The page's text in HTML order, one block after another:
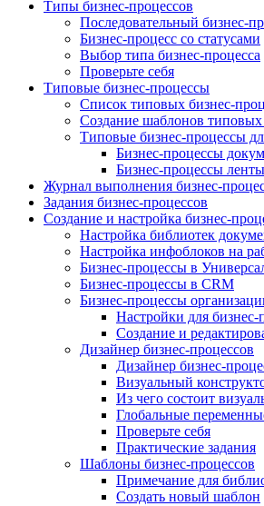
Типы бизнес-процессов
Последовательный бизнес-
Бизнес-процесс со статусами
Выбор типа бизнес-процесса
Проверьте себя
Типовые бизнес-процессы
Список типовых бизнес-
Создание шаблонов типовых
Типовые бизнес-процессы
Бизнес-процессы
Бизнес-процессы
Журнал выполнения бизнес-
Задания бизнес-процессов
Создание и настройка бизнес-
Настройка библиотек
Настройка инфоблоков на
Бизнес-процессы в
Бизнес-процессы в CRM
Бизнес-процессы
Настройки для бизнес-
Создание и
Дизайнер бизнес-процессов
Дизайнер бизнес-
Визуальный
Из чего состоит
Глобальные
Проверьте себя
Практические задания
Шаблоны бизнес-процессов
Примечание для
Создать новый шаблон